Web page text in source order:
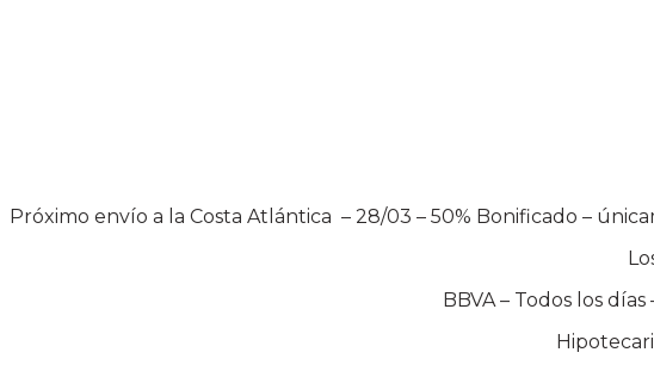
Próximo envío a la Costa Atlántica – 28/03 – 50% Bonificado –
BBVA – Todos los